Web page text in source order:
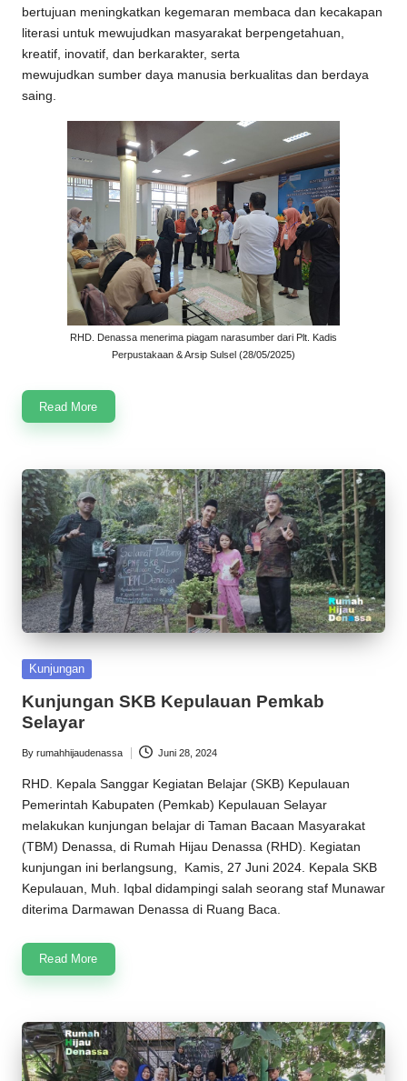
bertujuan meningkatkan kegemaran membaca dan kecakapan
literasi untuk mewujudkan masyarakat berpengetahuan,
kreatif, inovatif, dan berkarakter, serta
mewujudkan sumber daya manusia berkualitas dan berdaya
saing.
RHD. Denassa menerima piagam narasumber dari Plt. Kadis
Perpustakaan & Arsip Sulsel (28/05/2025)
Read More
Posted
Kunjungan
Kunjungan SKB Kepulauan Pemkab
Selayar
Posted
by
By rumahhijaudenassa Juni 28, 2024
RHD. Kepala Sanggar Kegiatan Belajar (SKB) Kepulauan
Pemerintah Kabupaten (Pemkab) Kepulauan Selayar
melakukan kunjungan belajar di Taman Bacaan Masyarakat
(TBM) Denassa, di Rumah Hijau Denassa (RHD). Kegiatan
kunjungan ini berlangsung, Kamis, 27 Juni 2024. Kepala SKB
Kepulauan, Muh. Iqbal didampingi salah seorang staf Munawar
diterima Darmawan Denassa di Ruang Baca.
Read More